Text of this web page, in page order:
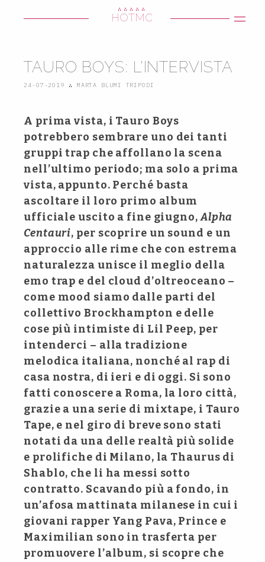
HOTMC
∴∴∴∴∴
TAURO BOYS: L’INTERVISTA
24-07-2019 ∴ MARTA BLUMI TRIPODI
A prima vista, i Tauro Boys
potrebbero sembrare uno dei tanti
gruppi trap che affollano la scena
nell’ultimo periodo; ma solo a prima
vista, appunto. Perché basta
ascoltare il loro primo album
ufficiale uscito a fine giugno,Alpha
Centauri, per scoprire un sound e un
approccio alle rime che con estrema
naturalezza unisce il meglio della
emo trap e del cloud d’oltreoceano –
come mood siamo dalle parti del
collettivo Brockhampton e delle
cose più intimiste di Lil Peep, per
intenderci – alla tradizione
melodica italiana, nonché al rap di
casa nostra, di ieri e di oggi. Si sono
fatti conoscere a Roma, la loro città,
grazie a una serie di mixtape, i Tauro
Tape, e nel giro di breve sono stati
notati da una delle realtà più solide
e prolifiche di Milano, la Thaurus di
Shablo, che li ha messi sotto
contratto. Scavando più a fondo, in
un’afosa mattinata milanese in cui i
giovani rapper Yang Pava, Prince e
Maximilian sono in trasferta per
promuovere l’album, si scopre che